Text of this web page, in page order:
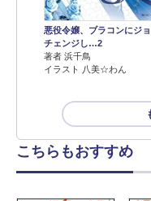
悪役令嬢、ブラコンにジ
チェンジし…2
著者 浜千鳥
イラスト 八美☆わん
こちらもおすすめ